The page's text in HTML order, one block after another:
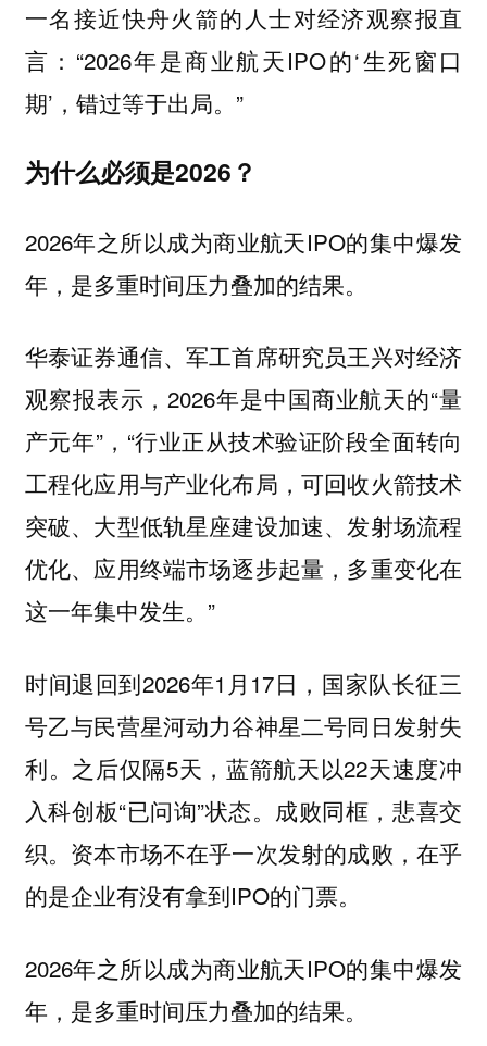
一名接近快舟火箭的人士对经济观察报直
言：“2026年是商业航天IPO的‘生死窗口
期’，错过等于出局。”
为什么必须是2026？
2026年之所以成为商业航天IPO的集中爆发
年，是多重时间压力叠加的结果。
华泰证券通信、军工首席研究员王兴对经济
观察报表示，2026年是中国商业航天的“量
产元年”，“行业正从技术验证阶段全面转向
工程化应用与产业化布局，可回收火箭技术
突破、大型低轨星座建设加速、发射场流程
优化、应用终端市场逐步起量，多重变化在
这一年集中发生。”
时间退回到2026年1月17日，国家队长征三
号乙与民营星河动力谷神星二号同日发射失
利。之后仅隔5天，蓝箭航天以22天速度冲
入科创板“已问询”状态。成败同框，悲喜交
织。资本市场不在乎⼀次发射的成败，在乎
的是企业有没有拿到IPO的门票。
2026年之所以成为商业航天IPO的集中爆发
年，是多重时间压力叠加的结果。